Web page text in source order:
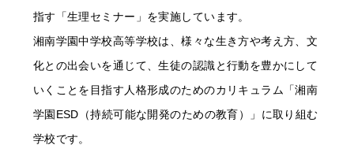
指す「生理セミナー」を実施しています。
湘南学園中学校高等学校は、様々な生き方や考え方、文
化との出会いを通じて、生徒の認識と行動を豊かにして
いくことを目指す人格形成のためのカリキュラム「湘南
学園ESD（持続可能な開発のための教育）」に取り組む
学校です。